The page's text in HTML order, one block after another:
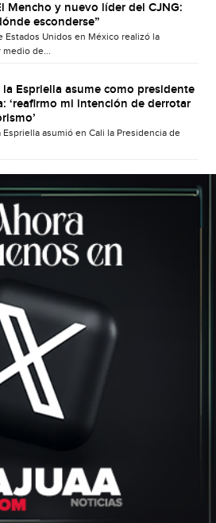
Mencho y nuevo líder del CJNG:
esconderse”
Estados Unidos en México realizó la
medio de...
Espriella asume como presidente
‘reafirmo mi intención de derrotar
asumió en Cali la Presidencia de